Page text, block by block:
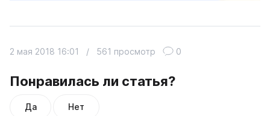
Понравилась ли статья?
Да Нет
2 мая 2018 16:01 / 561 просмотр 0